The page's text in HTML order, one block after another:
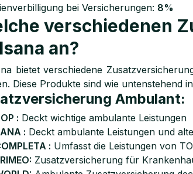
bei Versicherungen: 8%
verschiedenen
an?
bietet verschiedene
Diese Produkte sind wie untenstehend
Ambulant:
: Deckt wichtige ambulante Leistungen
: Deckt ambulante Leistungen und
: Umfasst die Leistungen von
Zusatzversicherung für